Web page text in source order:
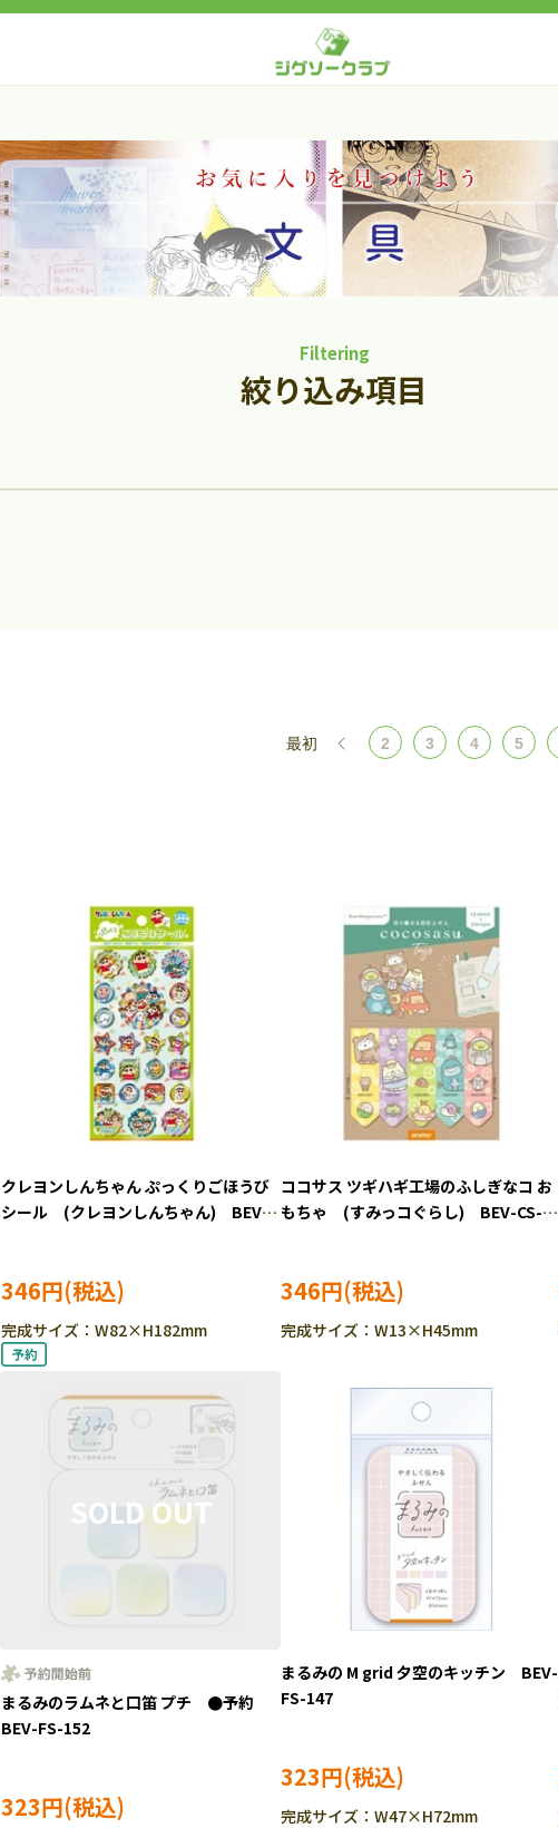
Filtering
絞り込み項目
最初 2 3 4 5
クレヨンしんちゃん ぷっくりごほうび
シール (クレヨンしんちゃん) BEV-
346円
完成サイズ：W82×H182mm
ココサス ツギハギ工場のふしぎなコ お
もちゃ (すみっコぐらし) BEV-CS-
346円
完成サイズ：W13×H45mm
まるみのラムネと口笛 プチ ●予約
BEV-FS-152
323円
まるみの M grid 夕空のキッチン BEV-
FS-147
323円
完成サイズ：W47×H72mm